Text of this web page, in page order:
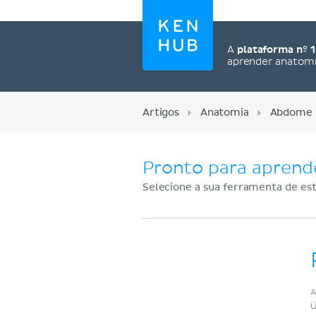
A plataforma nº 1
aprender
Artigos Anatomia Abdome
Pronto para
Selecione a sua ferramenta de